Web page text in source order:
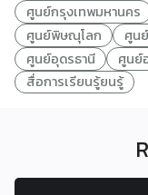
ศูนย์กรุงเทพมหานคร
ศูนย์พิษณุโลก
ศูน
ศูนย์อุดรธานี
ศูนย์
สื่อการเรียนรู้ยนรู้